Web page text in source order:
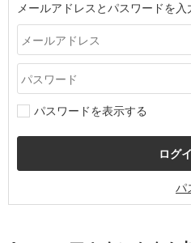
メールアドレスとパスワードを入
パスワードを表示する
パ